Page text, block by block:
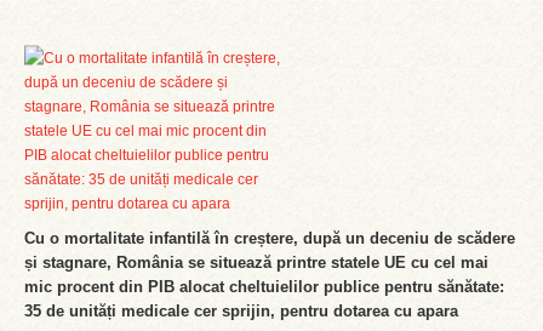
Cu o mortalitate infantilă în creștere, după un deceniu de scădere
și stagnare, România se situează printre statele UE cu cel mai
mic procent din PIB alocat cheltuielilor publice pentru sănătate:
35 de unități medicale cer sprijin, pentru dotarea cu apara